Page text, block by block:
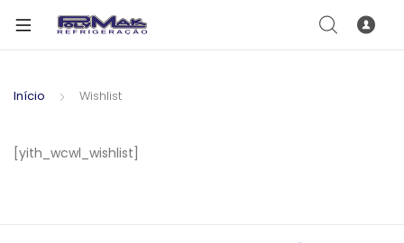
Início Wishlist
[yith_wcwl_wishlist]